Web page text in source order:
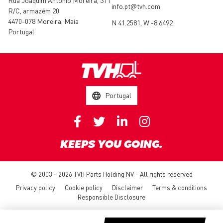
R/C, armazém 20
4470-078 Moreira, Maia
Portugal
info.pt@tvh.com
N 41.2581, W -8.6492
Portugal
KEEPS YOU GOING.
© 2003 - 2026 TVH Parts Holding NV - All rights reserved
Privacy policy
Cookie policy Disclaimer
Terms & conditions
Responsible Disclosure